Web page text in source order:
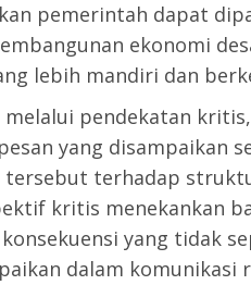
pemerintah dapat
ekonomi
lebih mandiri dan
pendekatan
yang disampaikan
tersebut terhadap
kritis menekankan
yang tidak
dalam komunikasi